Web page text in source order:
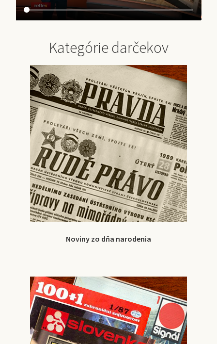
Kategórie darčekov
Noviny zo dňa narodenia